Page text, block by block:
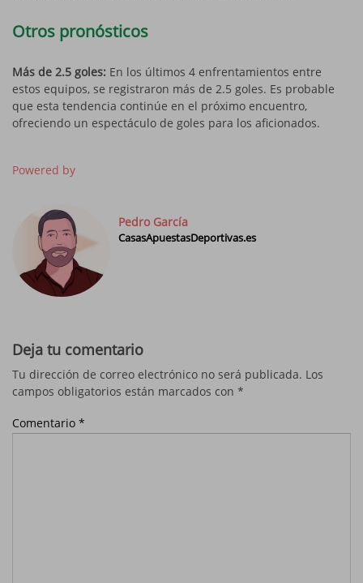
Otros pronósticos
Más de 2.5 goles: En los últimos 4 enfrentamientos entre
estos equipos, se registraron más de 2.5 goles. Es probable
que esta tendencia continúe en el próximo encuentro,
ofreciendo un espectáculo de goles para los aficionados.
Powered by
Pedro García
CasasApuestasDeportivas.es
Deja tu comentario
Tu dirección de correo electrónico no será publicada. Los
campos obligatorios están marcados con *
Comentario *